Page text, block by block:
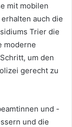
mit mobilen
auch die
Trier die
moderne
um den
gerecht zu
und -
und die